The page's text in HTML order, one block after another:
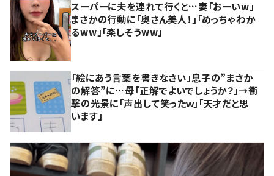
スーパーに夫を連れて行くと…妻「おーいw」
まさかの行動に「奥さん美人！」「めっちゃわか
るww」「楽しそうww」
「絵にあう言葉を書きなさい」息子の”まさか
の解答”に…母「正解でよいでしょうか？」→衝
撃の光景に「声出して笑ったｗ」「天才だと思
います」